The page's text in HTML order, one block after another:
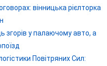
вінницька рієлторка
згорів у палаючому авто, а
Повітряних Сил: